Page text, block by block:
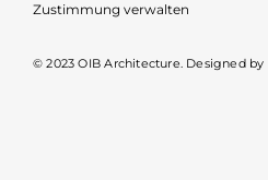
Zustimmung verwalten
© 2023 OIB Architecture. Designed by